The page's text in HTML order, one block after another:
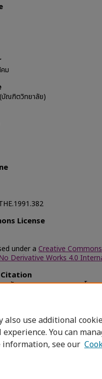
ม
ณฑิตวิทยาลัย)
License
under a Creative
Derivative Works 4.0
Citation
รพัฒนากระบวนการสอนแบบโครง
also use additional
You can
information, see our